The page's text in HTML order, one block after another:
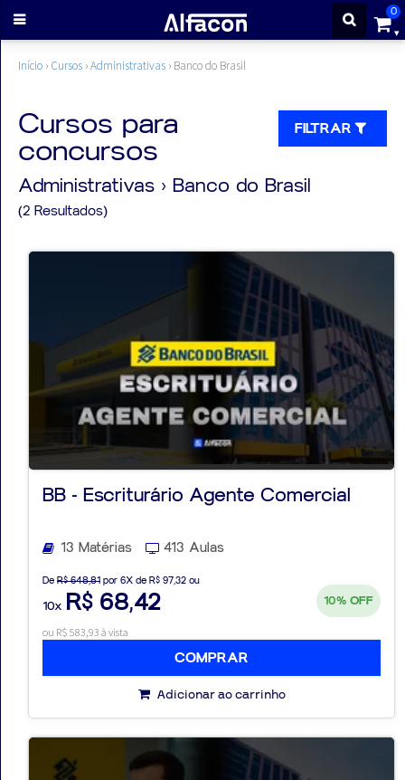
0
ENTRAR
CADASTRE-
SE
Cursos
Cursos
Notícias
Aulas
Início › Cursos ›Administrativas › Banco do Brasil
Cursos para
concursos
FILTRAR
Administrativas › Banco do Brasil
(2 Resultados)
BB - Escriturário Agente Comercial
13 Matérias 413 Aulas
De R$ 648,81 por 6X de R$ 97,32 ou
10x R$ 68,42 10% OFF
ou R$ 583,93 à vista
COMPRAR
Adicionar ao carrinho